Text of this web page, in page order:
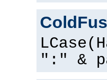
":" &